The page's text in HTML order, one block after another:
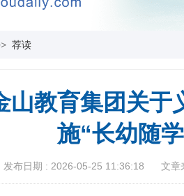
荐读
山教育集团关于
施“长幼随
发布日期 : 2026-05-25 11:36:18 文章